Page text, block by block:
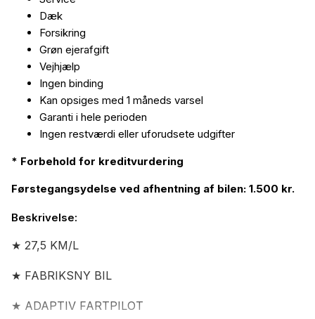
Beskrivelse:
★ 27,5 KM/L
★ FABRIKSNY BIL
★ ADAPTIV FARTPILOT
Dæk
Forsikring
Grøn ejerafgift
Vejhjælp
Ingen binding
Kan opsiges med 1 måneds varsel
Garanti i hele perioden
Ingen restværdi eller uforudsete udgifter
* Forbehold for kreditvurdering
Førstegangsydelse ved afhentning af bilen: 1.500 kr.